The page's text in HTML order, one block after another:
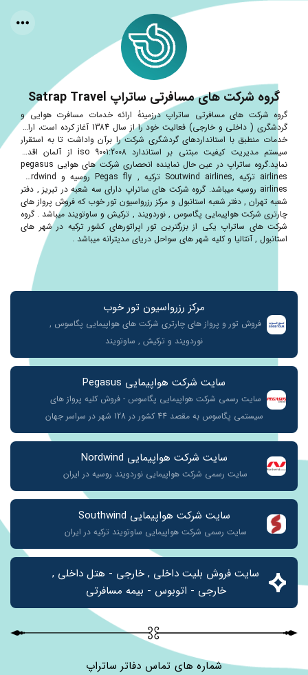
گروه شرکت های مسافرتی ساتراپ Satrap Travel
گروه شرکت های مسافرتی ساتراپ درزمینهٔ ارائه خدمات مسافرت هوایی و
گردشگری ( داخلی و خارجی) فعالیت خود را از سال 1384 آغاز کرده است، ارائه
خدمات منطبق با استانداردهای گردشگری شرکت را برآن واداشت تا به استقرار
سیستم مدیریت کیفیت مبتنی بر استاندارد iso 9001:2008 از آلمان اقدام
نماید.گروه ساتراپ در عین حال نماینده انحصاری شرکت های هوایی pegasus
airlines ترکیه ,Soutwind airlines ترکیه , Pegas fly روسیه و Nordwind
airlines روسیه میباشد. گروه شرکت های ساتراپ دارای سه شعبه در تبریز , دفتر
شعبه تهران , دفتر شعبه استانبول و مرکز رزرواسیون تور خوب که فروش پرواز های
چارتری شرکت هواپیمایی پگاسوس , نوردویند , ترکیش و ساوتویند میباشد . گروه
شرکت های ساتراپ یکی از بزرگترین تور اپراتورهای کشور ترکیه در شهر های
استانبول , آنتالیا و کلیه شهر های سواحل دریای مدیترانه میباشد .
مرکز رزرواسیون تور خوب
نوردویند و ترکیش , ساوتویند
سایت شرکت هواپیمایی Pegasus
سیستمی پگاسوس به مقصد 44 کشور در 128 شهر در سراسر جهان
سایت شرکت هواپیمایی Nordwind
سایت رسمی شرکت هواپیمایی نوردویند روسیه در ایران
سایت شرکت هواپیمایی Southwind
سایت رسمی شرکت هواپیمایی ساوتویند ترکیه در ایران
خارجی - اتوبوس - بیمه مسافرتی
شماره های تماس دفاتر ساتراپ